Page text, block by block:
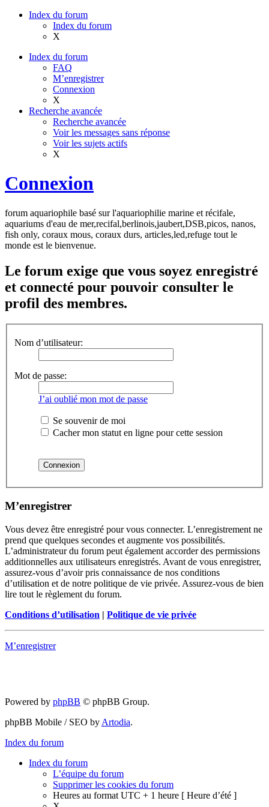
Index du forum
Index du forum
X
Index du forum
FAQ
M’enregistrer
Connexion
X
Recherche avancée
Recherche avancée
Voir les messages sans réponse
Voir les sujets actifs
X
Connexion
forum aquariophile basé sur l'aquariophilie marine et récifale,
aquariums d'eau de mer,recifal,berlinois,jaubert,DSB,picos, nanos,
fish only, coraux mous, coraux durs, articles,led,refuge tout le
monde est le bienvenue.
Le forum exige que vous soyez enregistré
et connecté pour pouvoir consulter le
profil des membres.
Nom d’utilisateur:
Mot de passe:
J’ai oublié mon mot de passe
Se souvenir de moi
Cacher mon statut en ligne pour cette session
M’enregistrer
Vous devez être enregistré pour vous connecter. L’enregistrement ne
prend que quelques secondes et augmente vos possibilités.
L’administrateur du forum peut également accorder des permissions
additionnelles aux utilisateurs enregistrés. Avant de vous enregistrer,
assurez-vous d’avoir pris connaissance de nos conditions
d’utilisation et de notre politique de vie privée. Assurez-vous de bien
lire tout le règlement du forum.
Conditions d’utilisation | Politique de vie privée
M’enregistrer
Powered by phpBB © phpBB Group.
phpBB Mobile / SEO by Artodia.
Index du forum
Index du forum
L’équipe du forum
Supprimer les cookies du forum
Heures au format UTC + 1 heure [ Heure d’été ]